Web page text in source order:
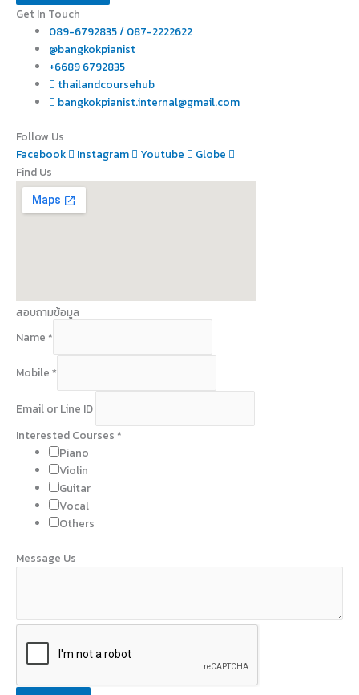
Get In Touch
089-6792835 / 087-2222622
@bangkokpianist
+6689 6792835
thailandcoursehub
bangkokpianist.internal@gmail.com
Follow Us
Facebook
Instagram Youtube
Globe
Find Us
สอบถามข้อมูล
Name *
a
e
L
Mobile *
Email or Line ID
Interested Courses *
Piano
Violin
Guitar
Vocal
Others
Message Us